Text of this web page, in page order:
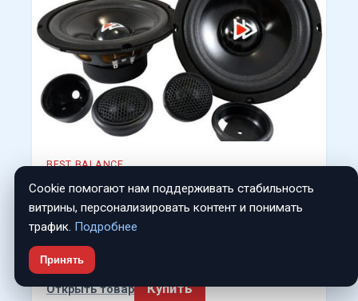
BEST BALANCE
Компонентная АС Best Balance F6.5C
261.00 RUB
Компонентная акустическая система Best
система Best Balance F6.5C пред…
Открыть товар
Купить
Cookie помогают нам поддерживать стабильность
витрины, персонализировать контент и понимать
трафик. Подробнее
Принять